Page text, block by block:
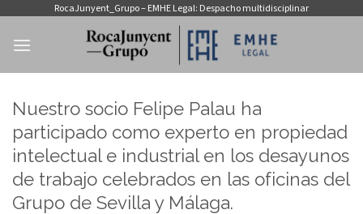
contenido
RocaJunyent_Grupo – EMHE Legal: Despacho multidisciplinar
Nuestro socio Felipe Palau ha
participado como experto en propiedad
intelectual e industrial en los desayunos
de trabajo celebrados en las oficinas del
Grupo de Sevilla y Málaga.